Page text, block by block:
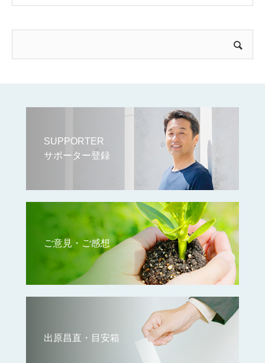
SUPPORTER
サポーター登録
ご意見・ご感想
出原昌直・目安箱